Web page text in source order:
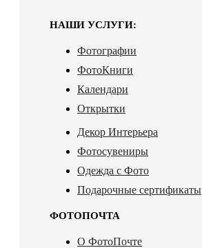
НАШИ УСЛУГИ:
Фотографии
ФотоКниги
Календари
Открытки
Декор Интерьера
Фотосувениры
Одежда с Фото
Подарочные сертификаты
ФОТОПОЧТА
О ФотоПочте